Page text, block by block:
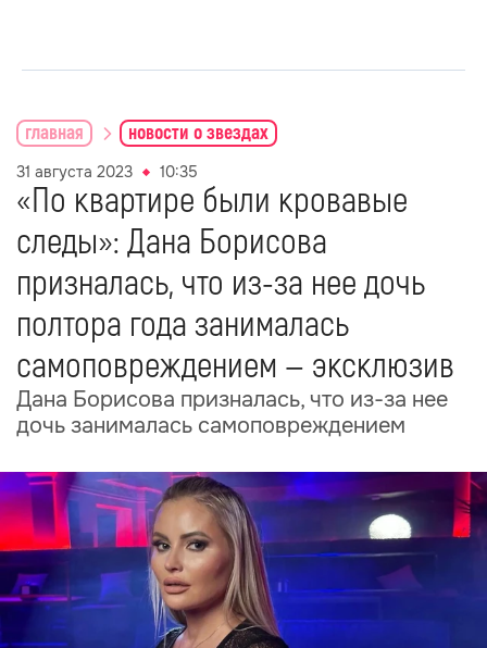
главная новости о звездах
31 августа 2023 10:35
«По квартире были кровавые
следы»: Дана Борисова
призналась, что из-за нее дочь
полтора года занималась
самоповреждением — эксклюзив
Дана Борисова призналась, что из-за нее
дочь занималась самоповреждением